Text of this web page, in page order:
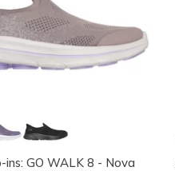
ins: GO WALK 8 - Nova